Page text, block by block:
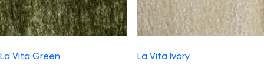
La Vita Green La Vita Ivory